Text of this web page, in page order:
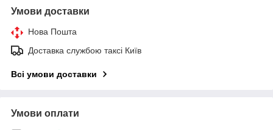
Умови доставки
Нова Пошта
Доставка службою таксі Київ
Всі умови доставки
Умови оплати